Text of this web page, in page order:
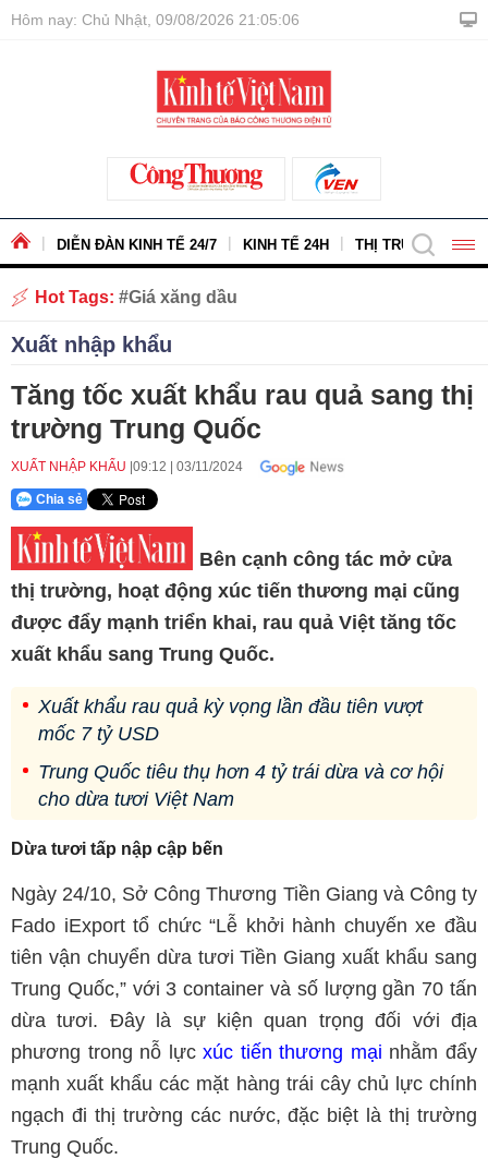
Hôm nay: Chủ Nhật, 09/08/2026 21:05:07
DIỄN ĐÀN KINH TẾ 24/7 KINH TẾ 24H THỊ TRƯỜNG -
Hot Tags: Giá xăng dầu
Xuất nhập khẩu
Tăng tốc xuất khẩu rau quả sang thị
trường Trung Quốc
XUẤT NHẬP KHẨU 09:12 03/11/2024
Chia sẻ
Bên cạnh công tác mở cửa
thị trường, hoạt động xúc tiến thương mại cũng
được đẩy mạnh triển khai, rau quả Việt tăng tốc
xuất khẩu sang Trung Quốc.
Xuất khẩu rau quả kỳ vọng lần đầu tiên vượt
mốc 7 tỷ USD
Trung Quốc tiêu thụ hơn 4 tỷ trái dừa và cơ hội
cho dừa tươi Việt Nam
Dừa tươi tấp nập cập bến
Ngày 24/10, Sở Công Thương Tiền Giang và Công ty
Fado iExport tổ chức “Lễ khởi hành chuyến xe đầu
tiên vận chuyển dừa tươi Tiền Giang xuất khẩu sang
Trung Quốc,” với 3 container và số lượng gần 70 tấn
dừa tươi. Đây là sự kiện quan trọng đối với địa
phương trong nỗ lựcxúc tiến thương mại nhằm đẩy
mạnh xuất khẩu các mặt hàng trái cây chủ lực chính
ngạch đi thị trường các nước, đặc biệt là thị trường
Trung Quốc.